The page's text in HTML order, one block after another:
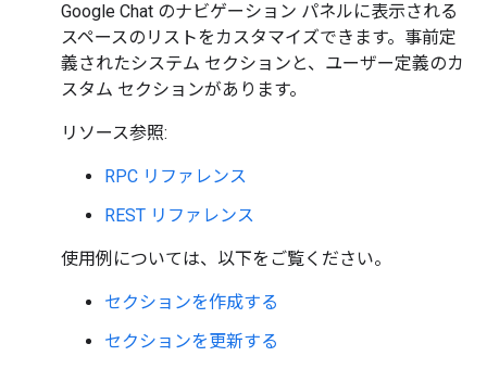
Google Chat のナビゲーション パネルに表示される
スペースのリストをカスタマイズできます。事前定
義されたシステム セクションと、ユーザー定義のカ
スタム セクションがあります。
リソース参照:
RPC リファレンス
REST リファレンス
使用例については、以下をご覧ください。
セクションを作成する
セクションを更新する